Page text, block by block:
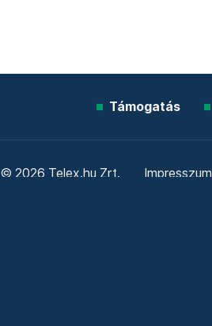
Támogatás
© 2026 Telex.hu Zrt. Impresszum